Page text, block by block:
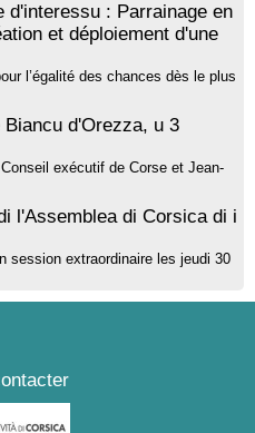
d'interessu : Parrainage en
et déploiement d'une
l’égalité des chances dès le plus
Biancu d'Orezza, u 3
exécutif de Corse et Jean-
l'Assemblea di Corsica di i
session extraordinaire les jeudi 30